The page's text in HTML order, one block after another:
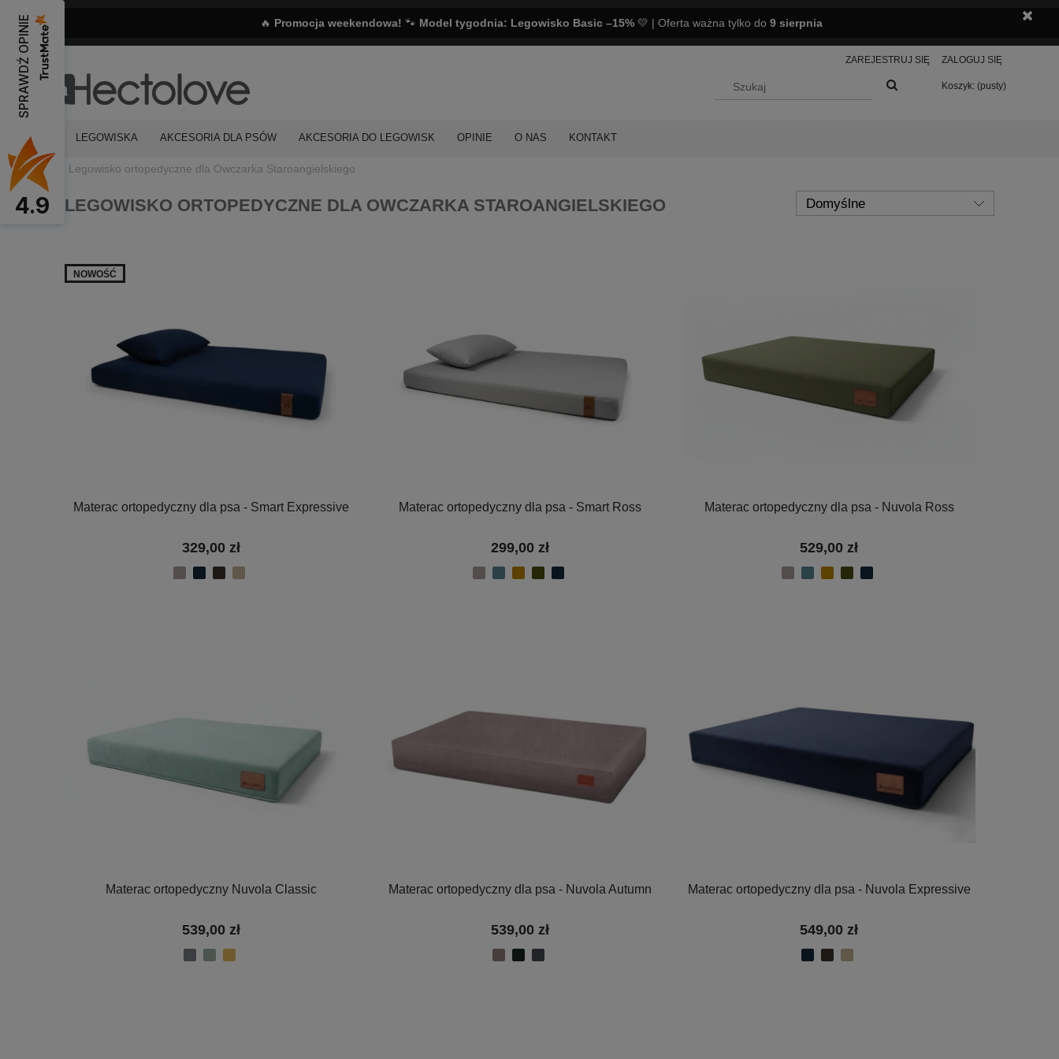
🔥 Promocja weekendowa! 🐾 Model tygodnia: Legowisko Basic –15% 💛 | Oferta ważna tylko do 9 sierpnia
ZAREJESTRUJ SIĘ ZALOGUJ SIĘ
Koszyk: (pusty)
LEGOWISKA AKCESORIA DLA PSÓW AKCESORIA DO LEGOWISK OPINIE O NAS KONTAKT
Legowisko ortopedyczne dla Owczarka Staroangielskiego
LEGOWISKO ORTOPEDYCZNE DLA OWCZARKA STAROANGIELSKIEGO
Materac ortopedyczny dla psa - Smart Expressive
329,00 zł
NOWOŚĆ
Materac ortopedyczny dla psa - Smart Ross
299,00 zł
Materac ortopedyczny dla psa - Nuvola Ross
529,00 zł
Materac ortopedyczny Nuvola Classic
539,00 zł
Materac ortopedyczny dla psa - Nuvola Autumn
539,00 zł
Materac ortopedyczny dla psa - Nuvola Expressive
549,00 zł
SPRAWDŹ OPINIE
4.9